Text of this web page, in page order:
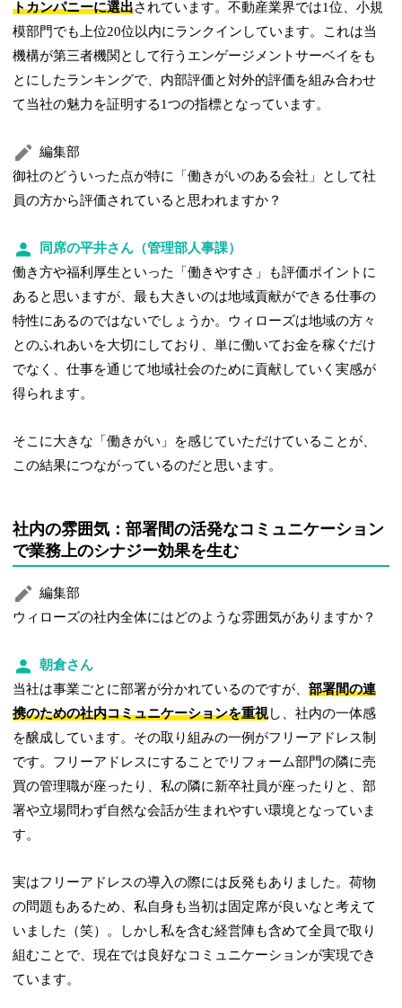
トカンパニーに選出されています。不動産業界では1位、小規
模部門でも上位20位以内にランクインしています。これは当
機構が第三者機関として行うエンゲージメントサーベイをも
とにしたランキングで、内部評価と対外的評価を組み合わせ
て当社の魅力を証明する1つの指標となっています。
編集部
御社のどういった点が特に「働きがいのある会社」として社
員の方から評価されていると思われますか？
同席の平井さん（管理部人事課）
働き方や福利厚生といった「働きやすさ」も評価ポイントに
あると思いますが、最も大きいのは地域貢献ができる仕事の
特性にあるのではないでしょうか。ウィローズは地域の方々
とのふれあいを大切にしており、単に働いてお金を稼ぐだけ
でなく、仕事を通じて地域社会のために貢献していく実感が
得られます。
そこに大きな「働きがい」を感じていただけていることが、
この結果につながっているのだと思います。
社内の雰囲気：部署間の活発なコミュニケーション
で業務上のシナジー効果を生む
編集部
ウィローズの社内全体にはどのような雰囲気がありますか？
朝倉さん
当社は事業ごとに部署が分かれているのですが、部署間の連
携のための社内コミュニケーションを重視し、社内の一体感
を醸成しています。その取り組みの一例がフリーアドレス制
です。フリーアドレスにすることでリフォーム部門の隣に売
買の管理職が座ったり、私の隣に新卒社員が座ったりと、部
署や立場問わず自然な会話が生まれやすい環境となっていま
す。
実はフリーアドレスの導入の際には反発もありました。荷物
の問題もあるため、私自身も当初は固定席が良いなと考えて
いました（笑）。しかし私を含む経営陣も含めて全員で取り
組むことで、現在では良好なコミュニケーションが実現でき
ています。